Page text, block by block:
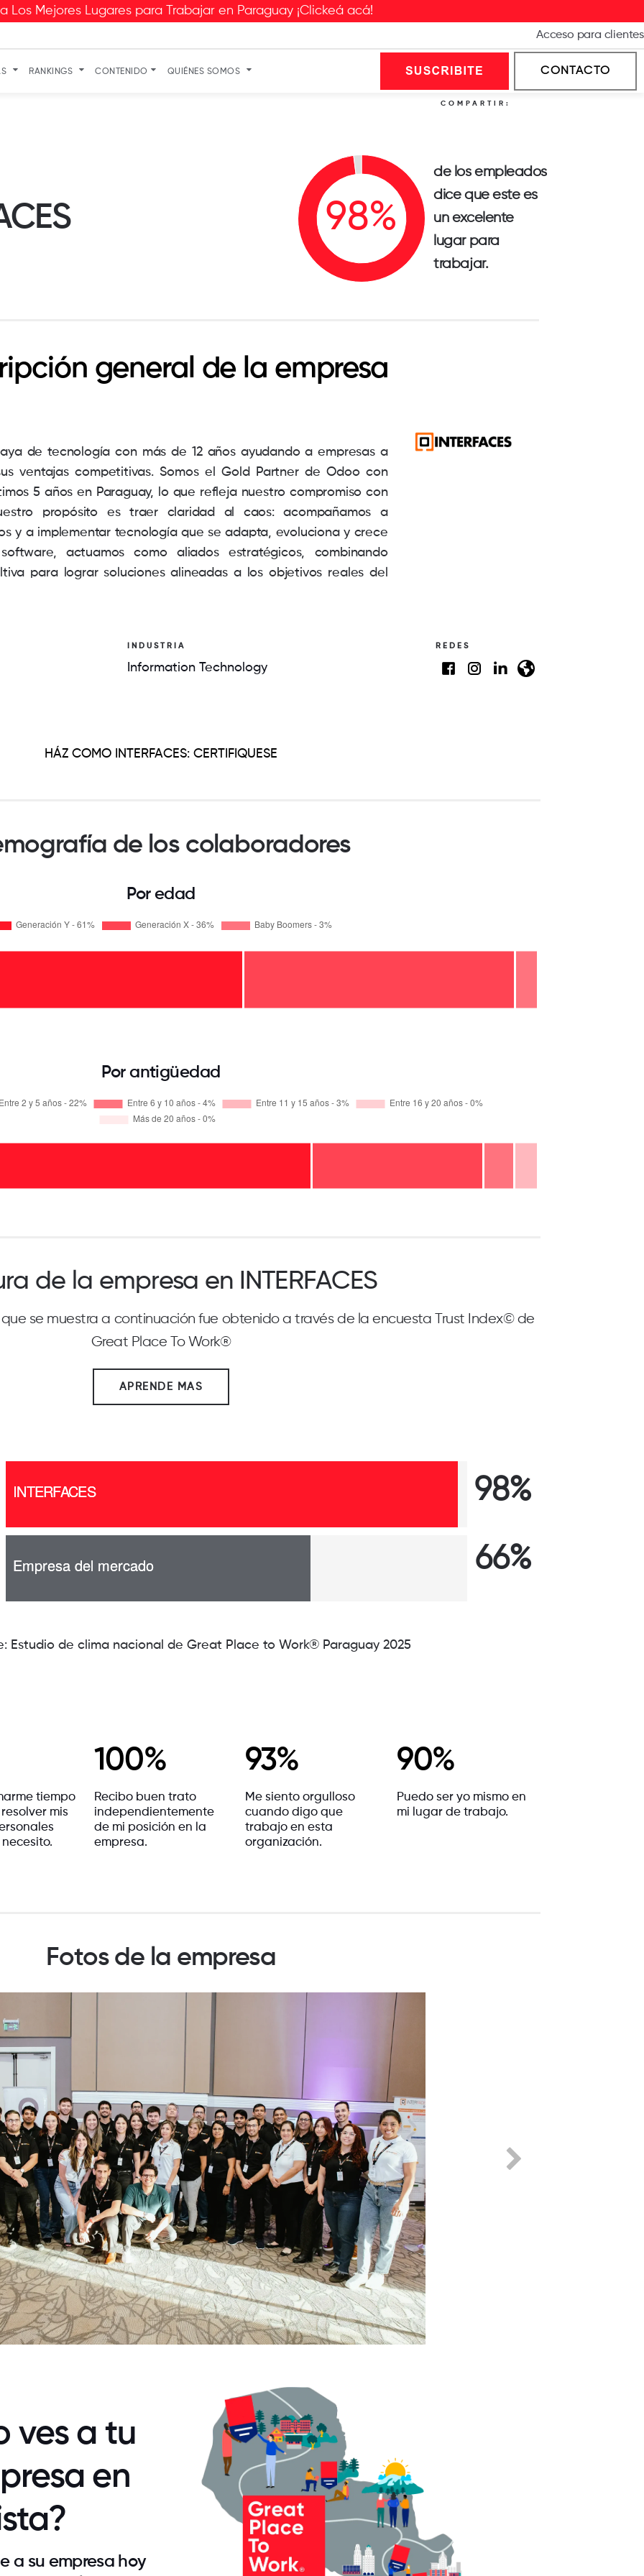
Los Mejores Lugares para Trabajar en Paraguay ¡Clickeá acá!
Acceso para clientes
RANKINGS CONTENIDO QUIÉNES SOMOS CONTACTO
COMPARTIR:
de los empleados
dice que este es
un excelente
lugar para
trabajar.
general de la empresa
de tecnología con más de 12 años ayudando a empresas a
ventajas competitivas. Somos el Gold Partner de Odoo con
5 años en Paraguay, lo que refleja nuestro compromiso con
propósito es traer claridad al caos: acompañamos a
y a implementar tecnología que se adapta, evoluciona y crece
actuamos como aliados estratégicos, combinando
para lograr soluciones alineadas a los objetivos reales del
INDUSTRIA
Information Technology
REDES
HÁZ COMO INTERFACES: CERTIFIQUESE
de los colaboradores
Por edad
Por antigüedad
de la empresa en INTERFACES
se muestra a continuación fue obtenido a través de la encuesta Trust Index© de
Great Place To Work®
APRENDE MAS
98%
66%
Estudio de clima nacional de Great Place to Work® Paraguay 2025
tiempo
mis
100%
Recibo buen trato
independientemente
de mi posición en la
empresa.
93%
Me siento orgulloso
cuando digo que
trabajo en esta
organización.
90%
Puedo ser yo mismo en
mi lugar de trabajo.
Fotos de la empresa
ves a tu
en
a su empresa hoy